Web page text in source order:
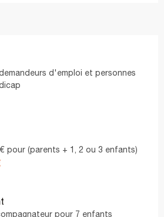
d'emploi et personnes
pour (parents + 1, 2 ou 3 enfants)
pour 7 enfants